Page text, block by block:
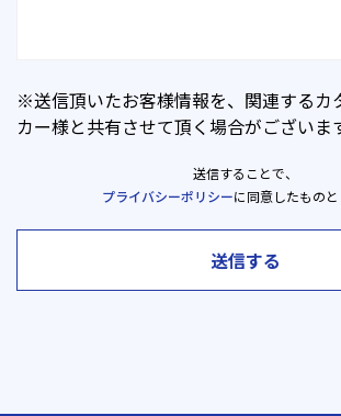
※送信頂いたお客様情報を、関連するカ
カー様と共有させて頂く場合がございま
送信することで、
プライバシーポリシーに同意したものと
送信する